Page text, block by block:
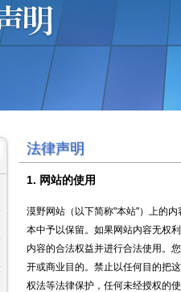
法律声明
1. 网站的使用
漠野网站（以下简称"本站"）上的
本中予以保留。如果网站内容无权
内容的合法权益并进行合法使用。
开或商业目的。禁止以任何目的把
权法等法律保护，任何未经授权的